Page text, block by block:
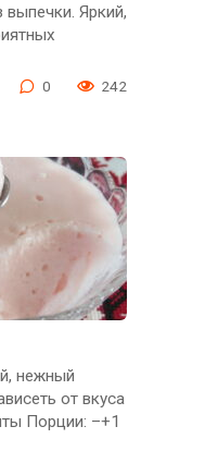
выпечки. Яркий,
0 242
нежный
от вкуса
Порции: –+1